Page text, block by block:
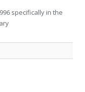
specifically in the